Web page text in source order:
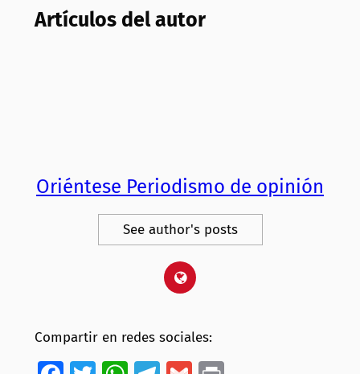
Artículos del autor
Oriéntese Periodismo de opinión
See author's posts
Compartir en redes sociales: